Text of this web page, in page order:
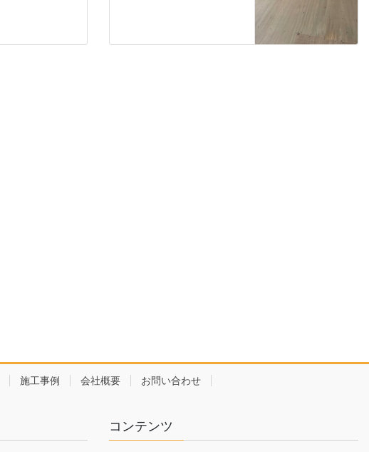
施工事例 会社概要 お問い合わせ
コンテンツ